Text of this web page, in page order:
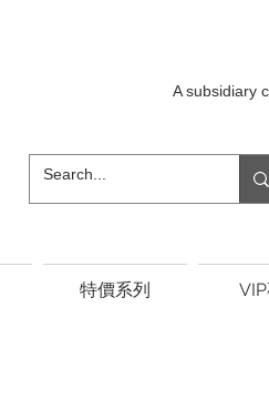
A subsidiary
特價系列